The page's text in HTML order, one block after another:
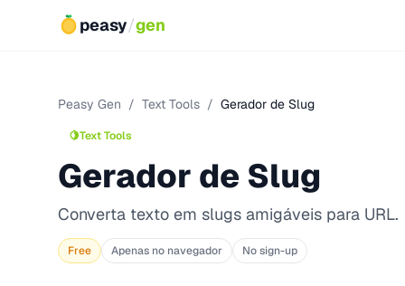
peasy/gen
Peasy Gen / Text Tools / Gerador de Slug
🍋Text Tools
Gerador de Slug
Converta texto em slugs amigáveis para URL.
Free Apenas no navegador No sign-up